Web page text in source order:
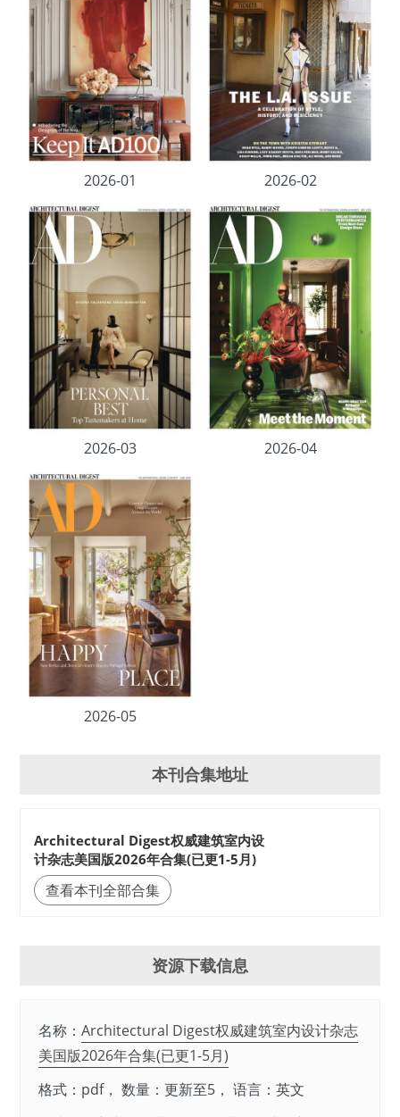
2026-01 2026-02
2026-03 2026-04
2026-05
本刊合集地址
Architectural Digest权威建筑室内设
计杂志美国版2026年合集(已更1-5月)
查看本刊全部合集
资源下载信息
名称： Architectural Digest权威建筑室内设计杂志
美国版2026年合集(已更1-5月)
格式：pdf， 数量：更新至5， 语言：英文